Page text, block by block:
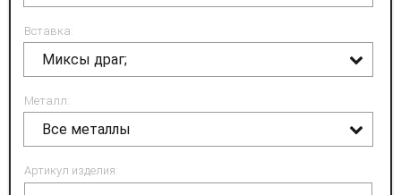
Вставка:
Миксы драг;
Металл:
Все металлы
Артикул изделия: